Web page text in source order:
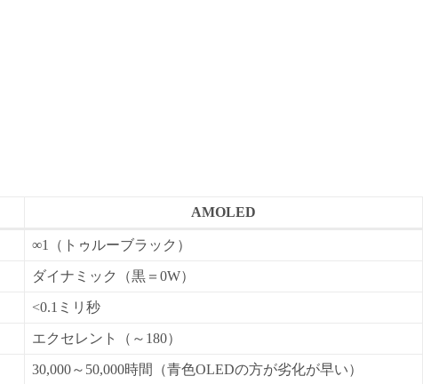
AMOLED
∞1（トゥルーブラック）
ダイナミック（黒＝0W）
<0.1ミリ秒
エクセレント（～180）
30,000～50,000時間（青色OLEDの方が劣化が早い）